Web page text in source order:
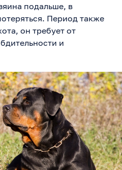
подальше, в
Период также
он требует от
и